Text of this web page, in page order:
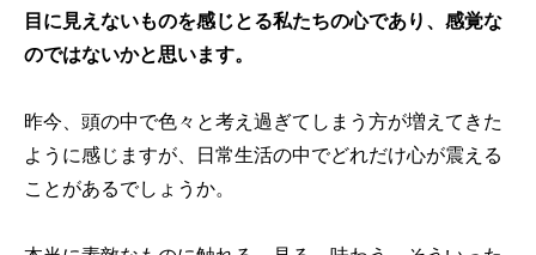
目に見えないものを感じとる私たちの心であり、感覚な
のではないかと思います。
昨今、頭の中で色々と考え過ぎてしまう方が増えてきた
ように感じますが、日常生活の中でどれだけ心が震える
ことがあるでしょうか。